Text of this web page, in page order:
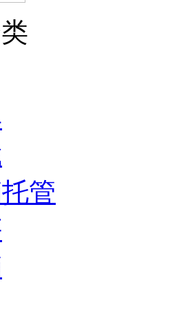
管